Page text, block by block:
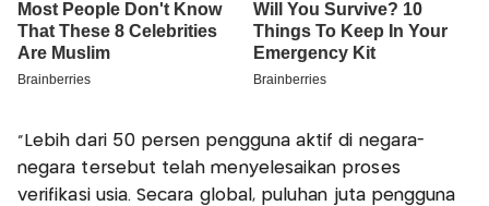
"Lebih dari 50 persen pengguna aktif di negara-
negara tersebut telah menyelesaikan proses
verifikasi usia. Secara global, puluhan juta pengguna